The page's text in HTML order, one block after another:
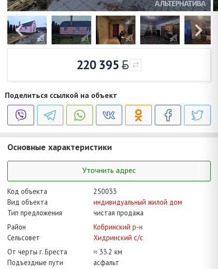
220 395
Поделиться ссылкой на объект
Основные характеристики
Уточнить адрес
Код объекта
250033
Вид объекта
индивидуальный жилой дом
Тип предложения
чистая продажа
Район
Кобринский р-н
Сельсовет
Хидринский с/с
От черты г. Бреста
≈ 33.2 км
Подъездные пути
асфальт